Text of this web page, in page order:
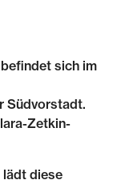
sich im
Südvorstadt.
Zetkin-
lädt diese